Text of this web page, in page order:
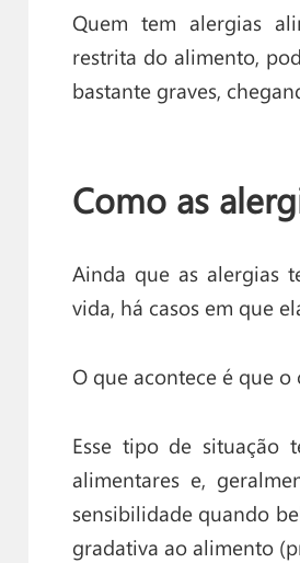
Quem tem alergias
restrita do alimento,
bastante graves,
Como as
Ainda que as alergias
vida, há casos em que
O que acontece é que
Esse tipo de situação
alimentares e,
sensibilidade quando
gradativa ao alimento